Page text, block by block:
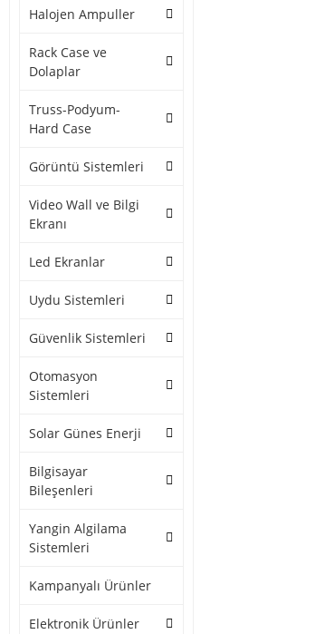
Halojen Ampuller
Rack Case ve
Dolaplar
Truss-Podyum-
Hard Case
Görüntü Sistemleri
Video Wall ve Bilgi
Ekranı
Led Ekranlar
Uydu Sistemleri
Güvenlik Sistemleri
Otomasyon
Sistemleri
Solar Günes Enerji
Bilgisayar
Bileşenleri
Yangin Algilama
Sistemleri
Kampanyalı Ürünler
Elektronik Ürünler